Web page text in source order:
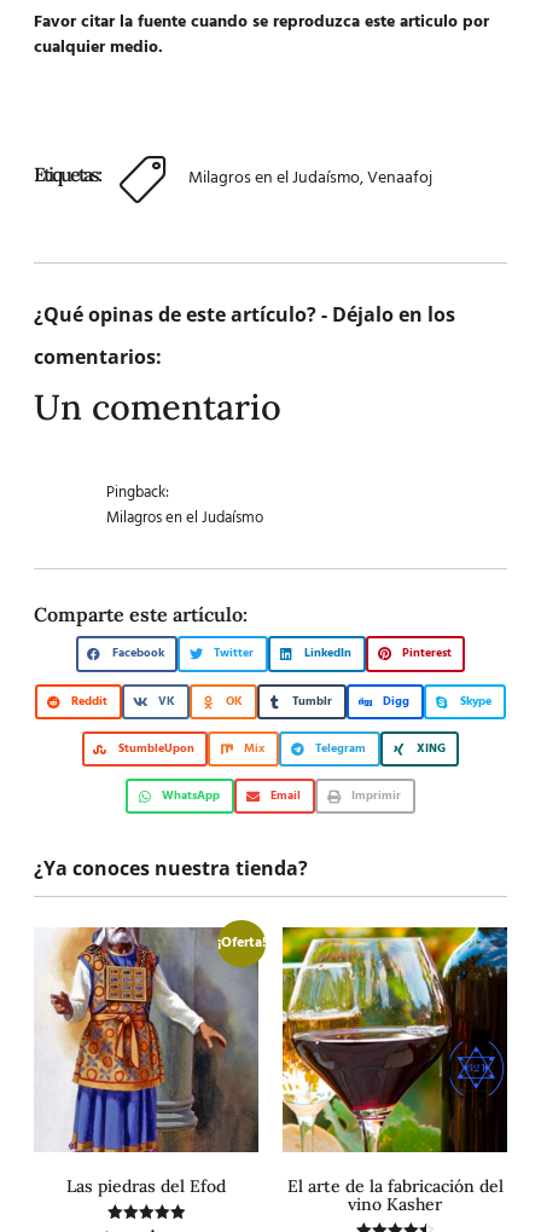
Favor citar la fuente cuando se reproduzca este articulo por
cualquier medio.
Etiquetas: Milagros en el Judaísmo,Venaafoj
¿Qué opinas de este artículo? - Déjalo en los
comentarios:
Un comentario
Pingback:
Milagros en el Judaísmo
Comparte este artículo:
Facebook Twitter LinkedIn Pinterest
Reddit VK OK Tumblr Digg Skype
StumbleUpon Mix Telegram XING
WhatsApp Email Imprimir
¿Ya conoces nuestra tienda?
¡Oferta!
Las piedras del Efod
El arte de la fabricación del
vino Kasher